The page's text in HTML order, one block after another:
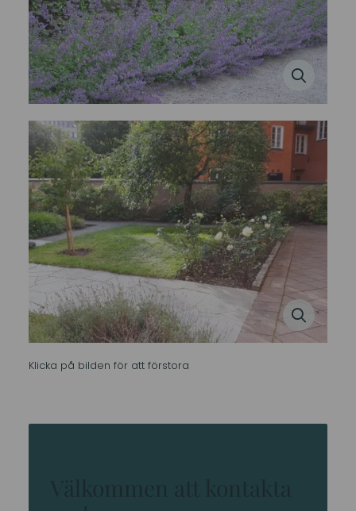
Klicka på bilden för att förstora